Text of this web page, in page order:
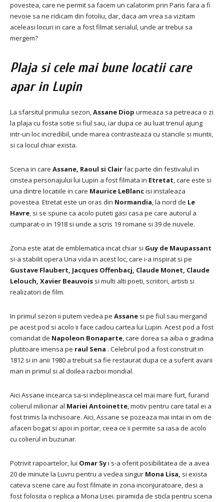
povestea, care ne permit sa facem un calatorim prin Paris fara a fi
nevoie sa ne ridicam din fotoliu, dar, daca am vrea sa vizitam
aceleasi locuri in care a fost filmat serialul, unde ar trebui sa
mergem?
Plaja si cele mai bune locatii care
apar in Lupin
La sfarsitul primului sezon,Assane Diop urmeaza sa petreaca o zi
la plaja cu fosta sotie si fiul sau, iar dupa ce au luat trenul ajung
intr-un loc incredibil, unde marea contrasteaza cu stancile si muntii,
si ca locul chiar exista.
Scena in care Assane, Raoul si Clairfac parte din festivalul in
cinstea personajului lui Lupin a fost filmata in Etretat, care este si
una dintre locatiile in care Maurice LeBlancisi instaleaza
povestea. Etretat este un oras din Normandia, la nord de Le
Havre, si se spune ca acolo puteti gasi casa pe care autorul a
cumparat-o in 1918 si unde a scris 19 romane si 39 de nuvele.
Zona este atat de emblematica incat chiar si Guy de Maupassant
si-a stabilit opera Una vida in acest loc, care i-a inspirat si pe
Gustave Flaubert, Jacques Offenbacj, Claude Monet, Claude
Lelouch, Xavier Beauvois si multi alti poeti, scriitori, artisti si
realizatori de film.
In primul sezon ii putem vedea pe Assane si pe fiul sau mergand
pe acest pod si acolo ii face cadou cartea lui Lupin. Acest pod a fost
comandat de Napoleon Bonaparte, care dorea sa aiba o gradina
plutitoare imensa pe raul Sena . Celebrul pod a fost construit in
1812 si in anii 1980 a trebuit sa fie restaurat dupa ce a suferit avarii
mari in primul si al doilea razboi mondial.
Aici Assane incearca sa-si indeplineasca cel mai mare furt, furand
colierul milionar al Mariei Antoinette, motiv pentru care tatal ei a
fost trimis la inchisoare. Aici, Assane se pozeaza mai intai in om de
afaceri bogat si apoi in portar, ceea ce ii permite sa iasa de acolo
cu colierul in buzunar.
Potrivit rapoartelor, lui Omar Syi s-a oferit posibilitatea de a avea
20 de minute la Luvru pentru a vedea singur Mona Lisa, si exista
cateva scene care au fost filmate in zona inconjuratoare, desi a
fost folosita o replica a Mona Lisei. piramida de sticla pentru scena